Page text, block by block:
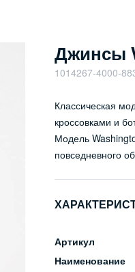
Джинсы
1014267-4000-
Классическая
кроссовками и
Модель
повседневного
Артикул
Наименование